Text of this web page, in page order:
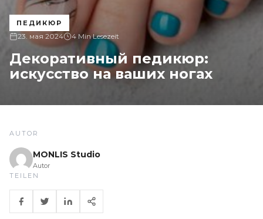
ПЕДИКЮР
23. мая 2024 4 Min Lesezeit
Декоративный педикюр:
искусство на ваших ногах
AUTOR
MONLIS Studio
Autor
TEILEN